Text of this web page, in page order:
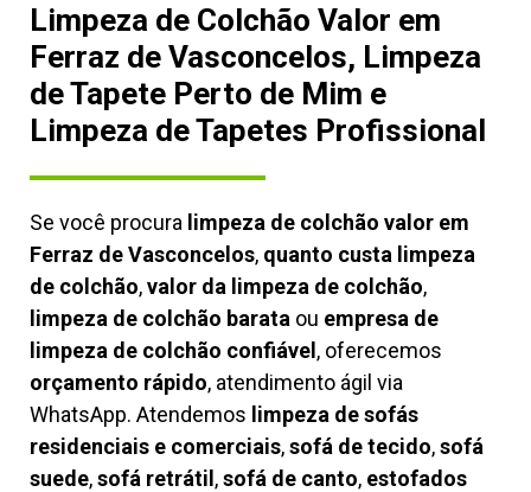
Limpeza de Colchão Valor em
Ferraz de Vasconcelos, Limpeza
de Tapete Perto de Mim e
Limpeza de Tapetes Profissional
Se você procura limpeza de colchão valor em
Ferraz de Vasconcelos, quanto custa limpeza
de colchão,valor da limpeza de colchão,
limpeza de colchão barata ou empresa de
limpeza de colchão confiável, oferecemos
orçamento rápido, atendimento ágil via
WhatsApp. Atendemos limpeza desofás
residenciais e comerciais,sofá de tecido,sofá
suede,sofá retrátil,sofá de canto, estofados